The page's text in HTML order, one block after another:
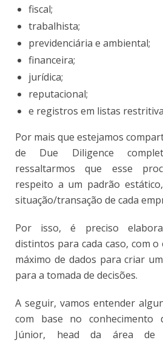
fiscal;
trabalhista;
previdenciária e ambiental;
financeira;
jurídica;
reputacional;
e registros em listas
Por mais que estejamos
de Due Diligence
ressaltarmos que esse
respeito a um padrão
situação/transação de cada
Por isso, é preciso
distintos para cada caso, com
máximo de dados para criar
para a tomada de decisões.
A seguir, vamos entender
com base no conhecimento
Júnior, head da área de